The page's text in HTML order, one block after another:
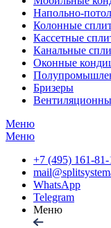
Напольно-
Колонные
Кассетные
Канальные
Оконные
Бризеры
Меню
Меню
+7 (495) 161-81-
WhatsApp
Telegram
Меню